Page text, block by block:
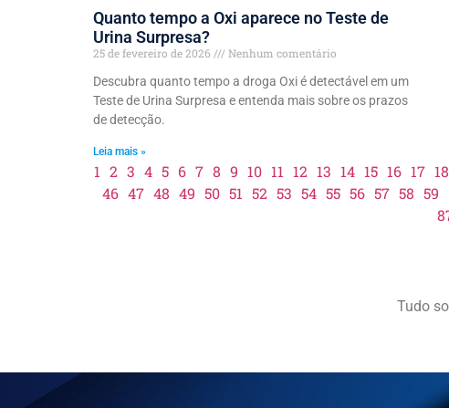
Quanto tempo a Oxi aparece no Teste de
Urina Surpresa?
25 de fevereiro de 2026
Nenhum comentário
Descubra quanto tempo a droga Oxi é detectável em um
Teste de Urina Surpresa e entenda mais sobre os prazos
de detecção.
Leia mais »
1 2 3 4 5 6 7 8 9 10 11 12 13 14 15 16 17 18
46 47 48 49 50 51 52 53 54 55 56 57 58 59
Tudo